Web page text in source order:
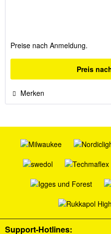
Preise nach Anmeldung.
Preis
Merken
Support-Hotlines: